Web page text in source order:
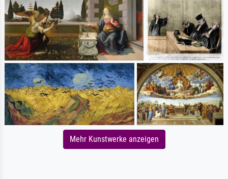
Mehr Kunstwerke anzeigen